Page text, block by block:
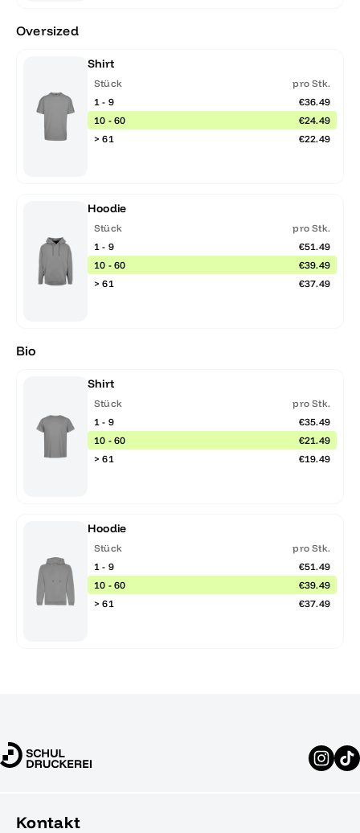
Oversized
Shirt
Stück
pro Stk.
1 - 9
€36.49
10 - 60
€24.49
> 61
€22.49
Hoodie
Stück
pro Stk.
1 - 9
€51.49
10 - 60
€39.49
> 61
€37.49
Bio
Shirt
Stück
pro Stk.
1 - 9
€35.49
10 - 60
€21.49
> 61
€19.49
Hoodie
Stück
pro Stk.
1 - 9
€51.49
10 - 60
€39.49
> 61
€37.49
Kontakt